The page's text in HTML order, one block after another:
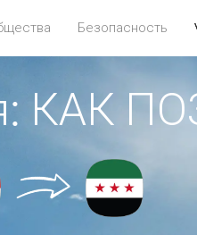
Безопасность
КАК